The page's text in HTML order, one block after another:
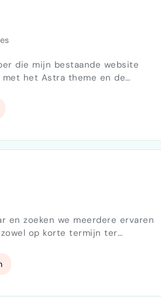
en zoeken we meerdere ervaren
op korte termijn ter
WordPress-website in Divi